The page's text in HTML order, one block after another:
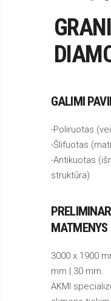
GALIMI
-Poliruotas
-Šlifuotas
-Antikuotas
struktūra)
MATMENYS
3000 x 1900
mm | 30 mm.
AKMI